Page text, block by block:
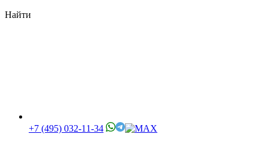
Найти
+7 (495) 032-11-34